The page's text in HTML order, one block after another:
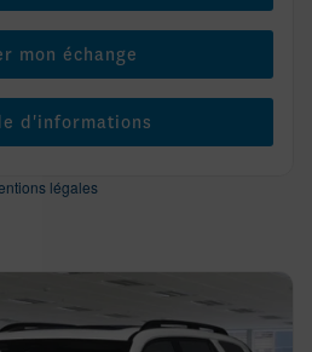
mon échange
d'informations
légales